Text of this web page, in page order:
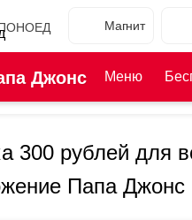
Магнит
Джонс Меню
300 рублей для
Папа Джонс